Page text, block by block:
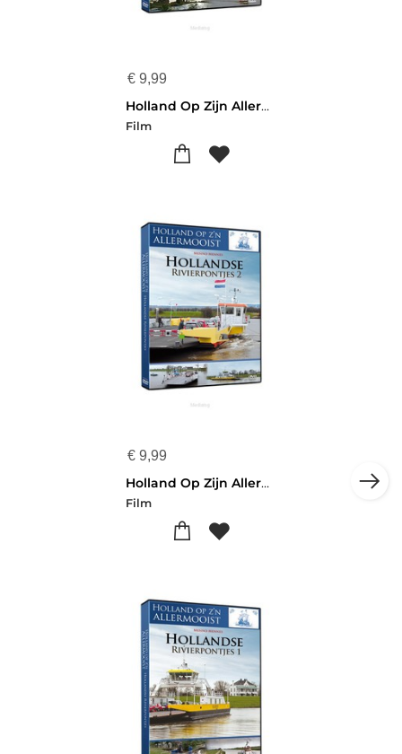
€ 9,99
Holland Op Zijn Allermooist - Levende Mo
Film
€ 9,99
Holland Op Zijn Allermooist - Rivierpont
Film